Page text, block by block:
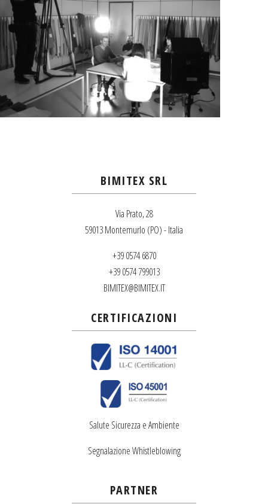
BIMITEX SRL
Via Prato, 28
59013 Montemurlo (PO) - Italia
+39 0574 6870
+39 0574 799013
BIMITEX@BIMITEX.IT
CERTIFICAZIONI
Salute Sicurezza e Ambiente
Segnalazione Whistleblowing
PARTNER